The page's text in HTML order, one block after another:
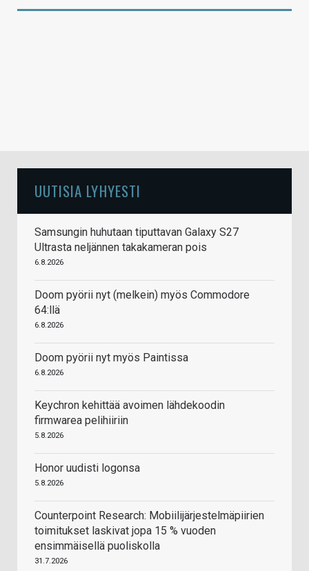
UUTISIA LYHYESTI
Samsungin huhutaan tiputtavan Galaxy S27
Ultrasta neljännen takakameran pois
6.8.2026
Doom pyörii nyt (melkein) myös Commodore
64:llä
6.8.2026
Doom pyörii nyt myös Paintissa
6.8.2026
Keychron kehittää avoimen lähdekoodin
firmwarea pelihiiriin
5.8.2026
Honor uudisti logonsa
5.8.2026
Counterpoint Research: Mobiilijärjestelmäpiirien
toimitukset laskivat jopa 15 % vuoden
ensimmäisellä puoliskolla
31.7.2026